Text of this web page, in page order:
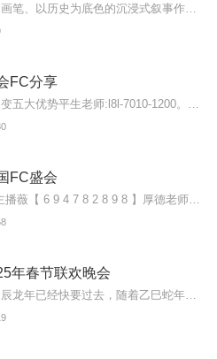
FC分享
FC盛会
年春节联欢晚会